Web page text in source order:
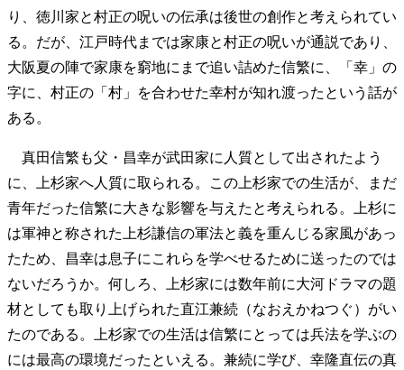
り、徳川家と村正の呪いの伝承は後世の創作と考えられてい
る。だが、江戸時代までは家康と村正の呪いが通説であり、
大阪夏の陣で家康を窮地にまで追い詰めた信繁に、「幸」の
字に、村正の「村」を合わせた幸村が知れ渡ったという話が
ある。
真田信繁も父・昌幸が武田家に人質として出されたよう
に、上杉家へ人質に取られる。この上杉家での生活が、まだ
青年だった信繁に大きな影響を与えたと考えられる。上杉に
は軍神と称された上杉謙信の軍法と義を重んじる家風があっ
たため、昌幸は息子にこれらを学べせるために送ったのでは
ないだろうか。何しろ、上杉家には数年前に大河ドラマの題
材としても取り上げられた直江兼続（なおえかねつぐ）がい
たのである。上杉家での生活は信繁にとっては兵法を学ぶの
には最高の環境だったといえる。兼続に学び、幸隆直伝の真